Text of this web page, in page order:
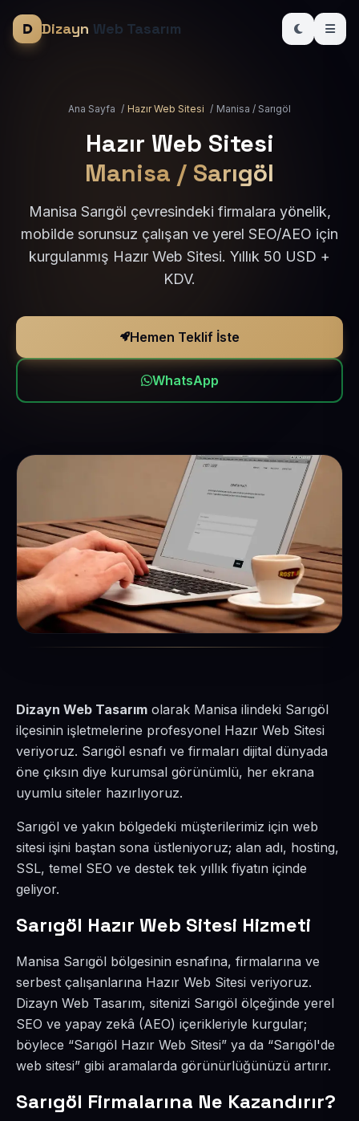
Dizayn Web Tasarım
Ana Sayfa / Hazır Web Sitesi / Manisa / Sarıgöl
Hazır Web Sitesi
Manisa / Sarıgöl
Manisa Sarıgöl çevresindeki firmalara yönelik,
mobilde sorunsuz çalışan ve yerel SEO/AEO için
kurgulanmış Hazır Web Sitesi. Yıllık 50 USD +
KDV.
Hemen Teklif İste
WhatsApp
Dizayn Web Tasarım olarak Manisa ilindeki Sarıgöl
ilçesinin işletmelerine profesyonel Hazır Web Sitesi
veriyoruz. Sarıgöl esnafı ve firmaları dijital dünyada
öne çıksın diye kurumsal görünümlü, her ekrana
uyumlu siteler hazırlıyoruz.
Sarıgöl ve yakın bölgedeki müşterilerimiz için web
sitesi işini baştan sona üstleniyoruz; alan adı, hosting,
SSL, temel SEO ve destek tek yıllık fiyatın içinde
geliyor.
Sarıgöl Hazır Web Sitesi Hizmeti
Manisa Sarıgöl bölgesinin esnafına, firmalarına ve
serbest çalışanlarına Hazır Web Sitesi veriyoruz.
Dizayn Web Tasarım, sitenizi Sarıgöl ölçeğinde yerel
SEO ve yapay zekâ (AEO) içerikleriyle kurgular;
böylece “Sarıgöl Hazır Web Sitesi” ya da “Sarıgöl'de
web sitesi” gibi aramalarda görünürlüğünüzü artırır.
Sarıgöl Firmalarına Ne Kazandırır?